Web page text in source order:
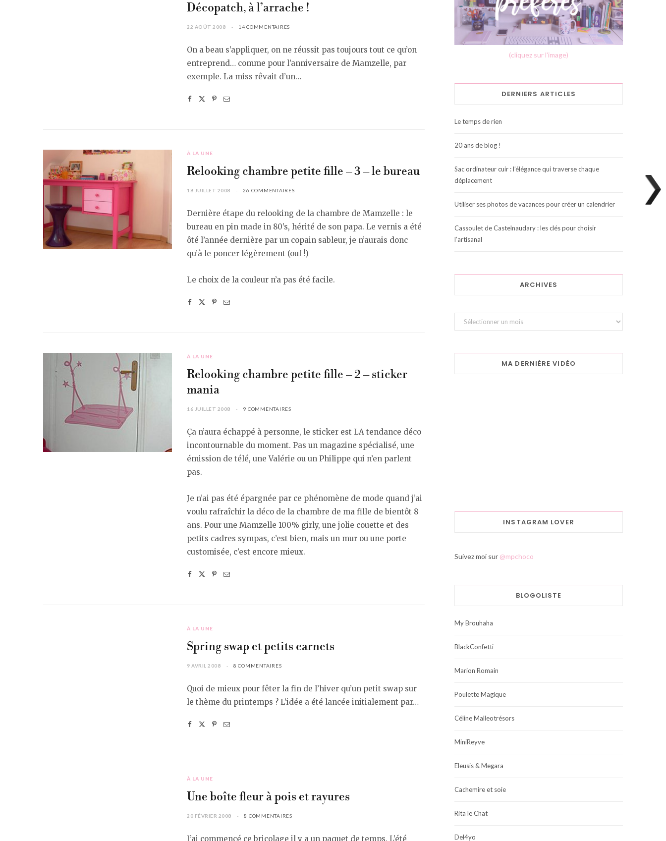
Décopatch, à l’arrache !
22 AOÛT 2008 14 COMMENTAIRES
On a beau s’appliquer, on ne réussit pas toujours tout ce qu’on
entreprend… comme pour l’anniversaire de Mamzelle, par
exemple. La miss rêvait d’un…
À LA UNE
Relooking chambre petite fille – 3 – le bureau
18 JUILLET 2008 26 COMMENTAIRES
Dernière étape du relooking de la chambre de Mamzelle : le
bureau en pin made in 80’s, hérité de son papa. Le vernis a été
ôté l’année dernière par un copain sableur, je n’aurais donc
qu’à le poncer légèrement (ouf !)
Le choix de la couleur n’a pas été facile.
À LA UNE
Relooking chambre petite fille – 2 – sticker
mania
16 JUILLET 2008 9 COMMENTAIRES
Ça n’aura échappé à personne, le sticker est LA tendance déco
incontournable du moment. Pas un magazine spécialisé, une
émission de télé, une Valérie ou un Philippe qui n’en parlent
pas.
Je n’ai pas été épargnée par ce phénomène de mode quand j’ai
voulu rafraîchir la déco de la chambre de ma fille de bientôt 8
ans. Pour une Mamzelle 100% girly, une jolie couette et des
petits cadres sympas, c’est bien, mais un mur ou une porte
customisée, c’est encore mieux.
À LA UNE
Spring swap et petits carnets
9 AVRIL 2008 8 COMMENTAIRES
Quoi de mieux pour fêter la fin de l’hiver qu’un petit swap sur
le thème du printemps ? L’idée a été lancée initialement par…
À LA UNE
Une boîte fleur à pois et rayures
20 FÉVRIER 2008 8 COMMENTAIRES
J’ai commencé ce bricolage il y a un paquet de temps. L’été
(cliquez sur l'image)
DERNIERS ARTICLES
Le temps de rien
20 ans de blog !
Sac ordinateur cuir : l’élégance qui traverse chaque
déplacement
Utiliser ses photos de vacances pour créer un calendrier
Cassoulet de Castelnaudary : les clés pour choisir
l’artisanal
ARCHIVES
Archives
MA DERNIÈRE VIDÉO
INSTAGRAM LOVER
Suivez moi sur @mpchoco
BLOGOLISTE
My Brouhaha
BlackConfetti
Marion Romain
Poulette Magique
Céline Malleotrésors
MiniReyve
Eleusis & Megara
Cachemire et soie
Rita le Chat
Del4yo